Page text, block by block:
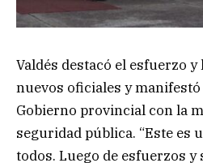
Valdés destacó el esfuerzo
nuevos oficiales y
Gobierno provincial con la
seguridad pública. “Este es
todos. Luego de esfuerzos